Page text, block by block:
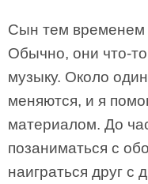
Сын тем временем
Обычно, они что-
музыку. Около
меняются, и я
материалом. До
позаниматься с
наиграться друг с